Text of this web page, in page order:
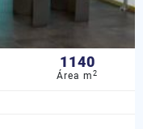
1140
Área m2